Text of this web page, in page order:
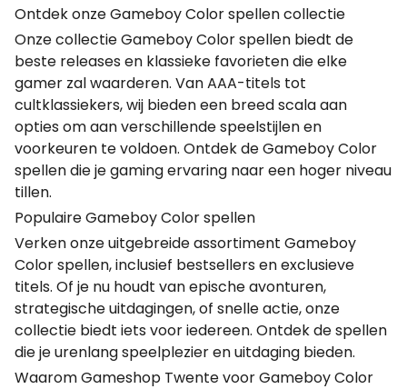
Ontdek onze Gameboy Color spellen collectie
Onze collectie Gameboy Color spellen biedt de
beste releases en klassieke favorieten die elke
gamer zal waarderen. Van AAA-titels tot
cultklassiekers, wij bieden een breed scala aan
opties om aan verschillende speelstijlen en
voorkeuren te voldoen. Ontdek de Gameboy Color
spellen die je gaming ervaring naar een hoger niveau
tillen.
Populaire Gameboy Color spellen
Verken onze uitgebreide assortiment Gameboy
Color spellen, inclusief bestsellers en exclusieve
titels. Of je nu houdt van epische avonturen,
strategische uitdagingen, of snelle actie, onze
collectie biedt iets voor iedereen. Ontdek de spellen
die je urenlang speelplezier en uitdaging bieden.
Waarom Gameshop Twente voor Gameboy Color